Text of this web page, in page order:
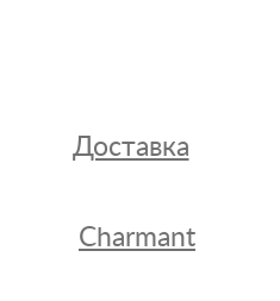
Доставка
Charmant